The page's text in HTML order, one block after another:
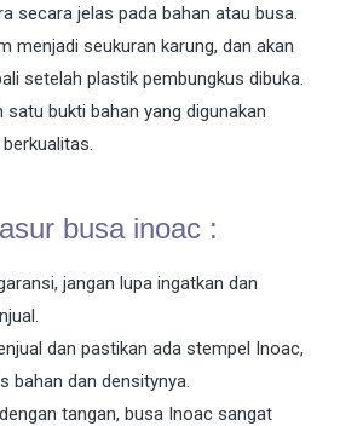
secara jelas pada bahan atau busa.
menjadi seukuran karung, dan akan
setelah plastik pembungkus dibuka.
satu bukti bahan yang digunakan
busa inoac :
jangan lupa ingatkan dan
dan pastikan ada stempel Inoac,
bahan dan densitynya.
tangan, busa Inoac sangat